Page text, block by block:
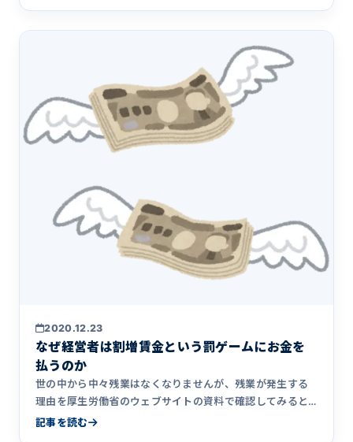
2020.12.23
なぜ経営者は割増賃金という罰ゲームにお金を
払うのか
世の中から中々残業はなくなりませんが、残業が発生する
理由を厚生労働省のウェブサイトの資料で確認してみると
こんな感じのよう&hellip;
記事を読む